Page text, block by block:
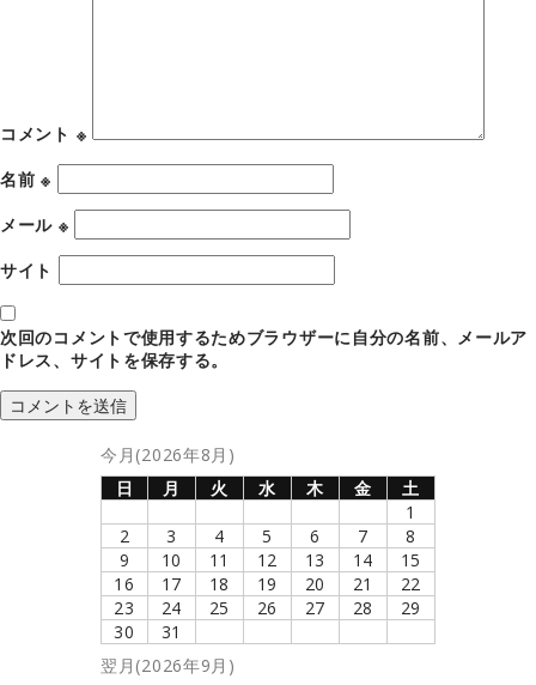
コメント ※
名前※
メール ※
サイト
次回のコメントで使用するためブラウザーに自分の名前、メールア
ドレス、サイトを保存する。
今月(2026年8月)
日
月 火 水 木 金
土
1
2
3 4 5 6 7
8
9
10 11 12 13 14
15
16
17 18 19 20 21
22
23
24 25 26 27 28
29
30
31
翌月(2026年9月)